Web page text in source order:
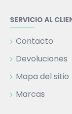
SERVICIO AL
Contacto
Devoluciones
Mapa del sitio
Marcas